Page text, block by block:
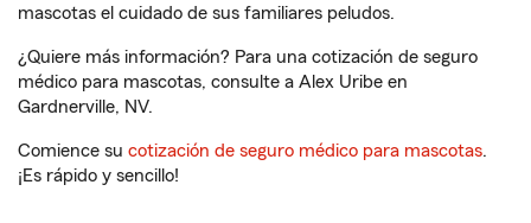
mascotas el cuidado de sus familiares peludos.
¿Quiere más información? Para una cotización de seguro
médico para mascotas, consulte a Alex Uribe en
Gardnerville, NV.
Comience su cotización de seguro médico para mascotas.
¡Es rápido y sencillo!